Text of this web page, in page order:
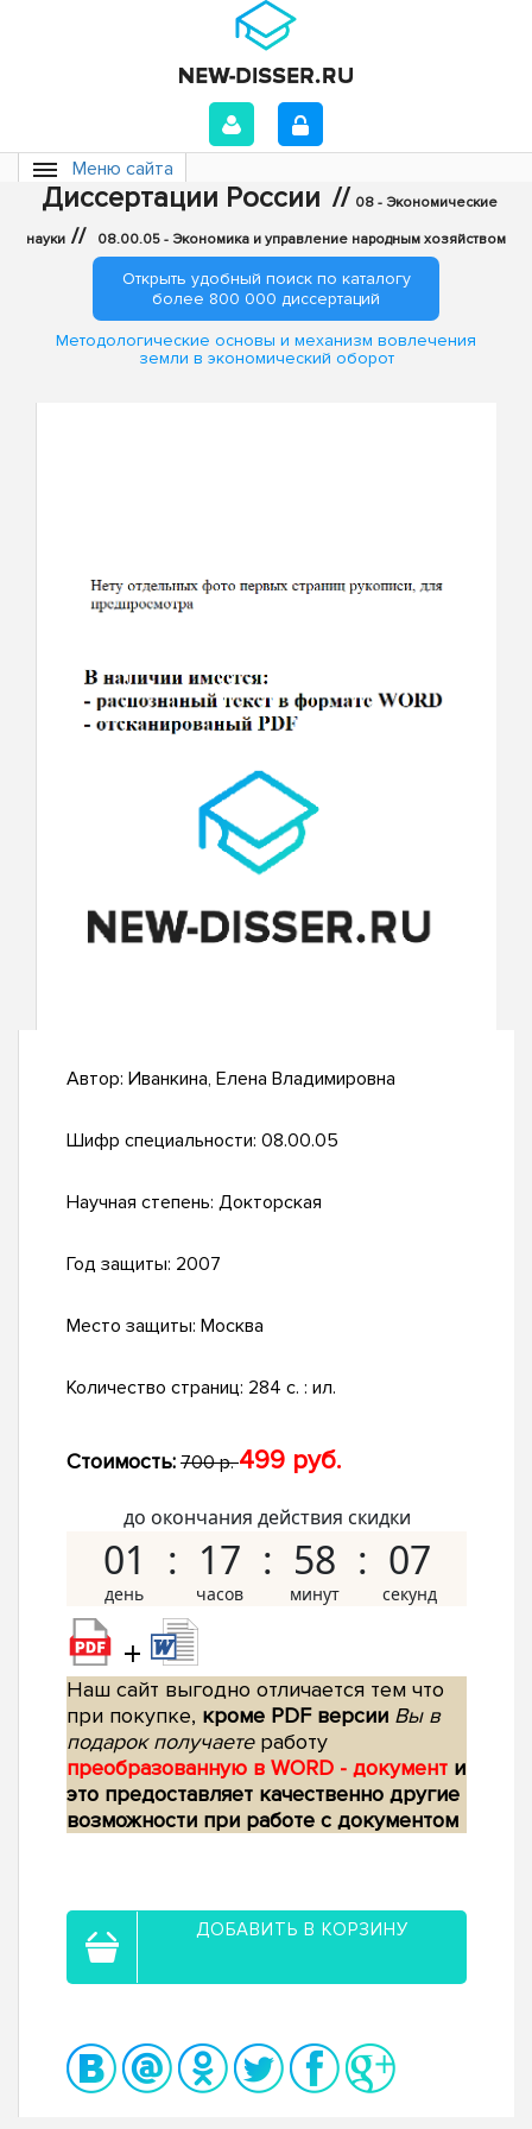
Меню сайта
Диссертации России // 08 - Экономические
науки // 08.00.05 - Экономика и управление народным хозяйством
Открыть удобный поиск по каталогу
более 800 000 диссертаций
Методологические основы и механизм вовлечения
земли в экономический оборот
Автор: Иванкина, Елена Владимировна
Шифр специальности: 08.00.05
Научная степень: Докторская
Год защиты: 2007
Место защиты: Москва
Количество страниц: 284 с. : ил.
Стоимость: 700 р.499 руб.
до окончания действия скидки
01 17 58 06
+
Наш сайт выгодно отличается тем что
при покупке, кроме PDF версии Вы в
подарок получаетеработу
преобразованную в WORD - документ и
это предоставляет качественно другие
возможности при работе с документом
ДОБАВИТЬ В КОРЗИНУ